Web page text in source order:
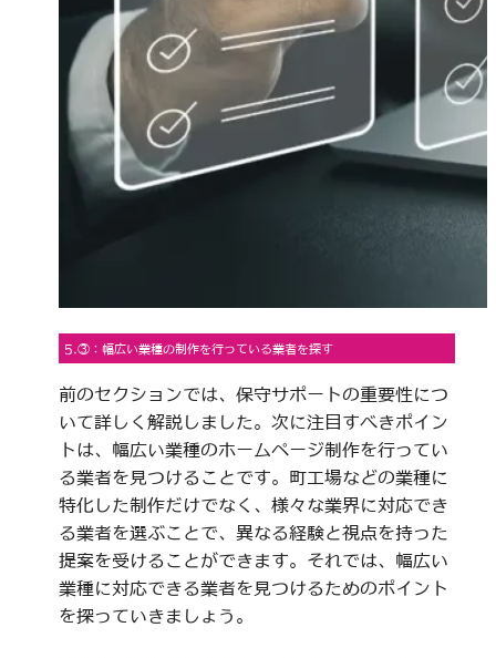
5.③：幅広い業種の制作を行っている業者を探す
前のセクションでは、保守サポートの重要性につ
いて詳しく解説しました。次に注目すべきポイン
トは、幅広い業種のホームページ制作を行ってい
る業者を見つけることです。町工場などの業種に
特化した制作だけでなく、様々な業界に対応でき
る業者を選ぶことで、異なる経験と視点を持った
提案を受けることができます。それでは、幅広い
業種に対応できる業者を見つけるためのポイント
を探っていきましょう。